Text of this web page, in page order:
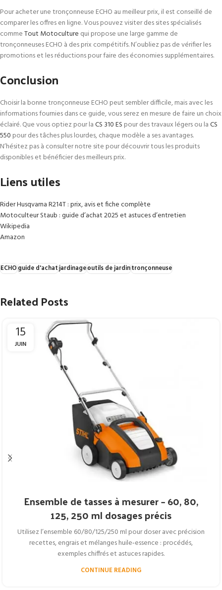
Pour acheter une tronçonneuse ECHO au meilleur prix, il est conseillé de
comparer les offres en ligne. Vous pouvez visiter des sites spécialisés
commeTout Motoculture qui propose une large gamme de
tronçonneuses ECHO à des prix compétitifs. N’oubliez pas de vérifier les
promotions et les réductions pour faire des économies supplémentaires.
Conclusion
Choisir la bonne tronçonneuse ECHO peut sembler difficile, mais avec les
informations fournies dans ce guide, vous serez en mesure de faire un choix
éclairé. Que vous optiez pour laCS 310 ES pour des travaux légers ou laCS
550 pour des tâches plus lourdes, chaque modèle a ses avantages.
N’hésitez pas à consulter notre site pour découvrir tous les produits
disponibles et bénéficier des meilleurs prix.
Liens utiles
Rider Husqvarna R214T : prix, avis et fiche complète
Motoculteur Staub : guide d’achat 2025 et astuces d’entretien
Wikipedia
Amazon
ECHOguide d'achatjardinageoutils de jardintronçonneuse
Related Posts
15
JUIN
Ensemble de tasses à mesurer – 60, 80,
125, 250 ml dosages précis
Utilisez l’ensemble 60/80/125/250 ml pour doser avec précision
recettes, engrais et mélanges huile‑essence : procédés,
exemples chiffrés et astuces rapides.
CONTINUE READING